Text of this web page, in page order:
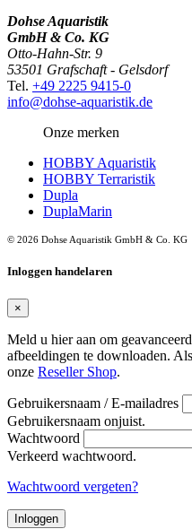
Dohse Aquaristik
GmbH & Co. KG
Otto-Hahn-Str. 9
53501 Grafschaft - Gelsdorf
Tel. +49 2225 9415-0
info@dohse-aquaristik.de
Onze merken
HOBBY Aquaristik
HOBBY Terraristik
Dupla
DuplaMarin
© 2026 Dohse Aquaristik GmbH & Co. KG
Inloggen handelaren
×
Meld u hier aan om
afbeeldingen te downloaden.
onze Reseller Shop.
Gebruikersnaam / E-mailadres
Gebruikersnaam onjuist.
Wachtwoord
Verkeerd wachtwoord.
Wachtwoord vergeten?
Inloggen